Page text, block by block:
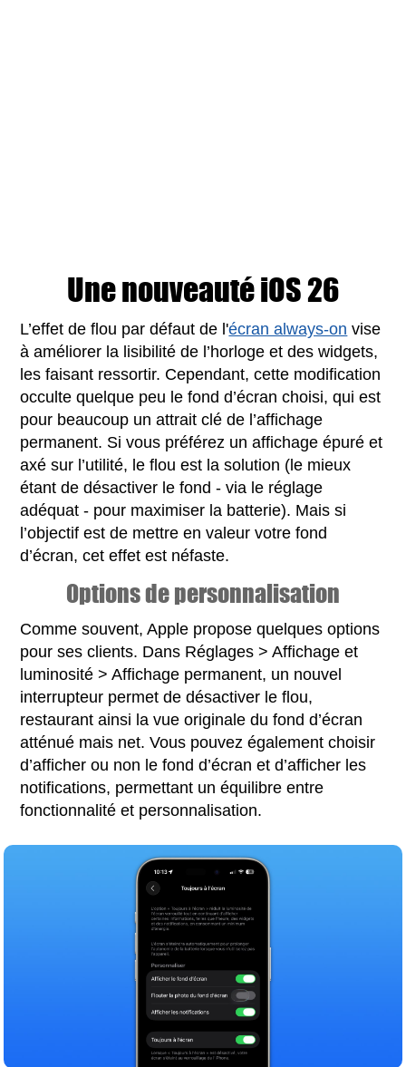
Une nouveauté iOS 26
L’effet de flou par défaut de l'écran always-on vise
à améliorer la lisibilité de l’horloge et des widgets,
les faisant ressortir. Cependant, cette modification
occulte quelque peu le fond d’écran choisi, qui est
pour beaucoup un attrait clé de l’affichage
permanent. Si vous préférez un affichage épuré et
axé sur l’utilité, le flou est la solution (le mieux
étant de désactiver le fond - via le réglage
adéquat - pour maximiser la batterie). Mais si
l’objectif est de mettre en valeur votre fond
d’écran, cet effet est néfaste.
Options de personnalisation
Comme souvent, Apple propose quelques options
pour ses clients. Dans Réglages > Affichage et
luminosité > Affichage permanent, un nouvel
interrupteur permet de désactiver le flou,
restaurant ainsi la vue originale du fond d’écran
atténué mais net. Vous pouvez également choisir
d’afficher ou non le fond d’écran et d’afficher les
notifications, permettant un équilibre entre
fonctionnalité et personnalisation.